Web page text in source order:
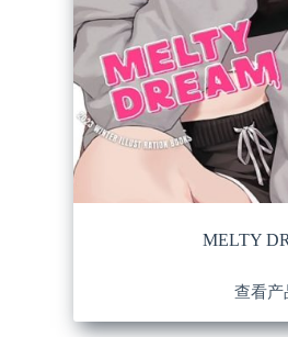
MELTY
查看产